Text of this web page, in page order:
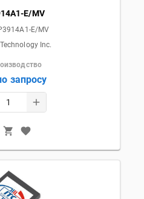
E/MV
E/MV
Inc.
запросу